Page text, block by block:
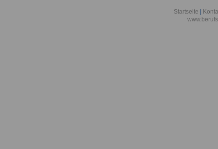
Startseite